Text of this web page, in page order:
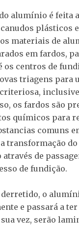
alumínio é feita
plásticos
materiais de
em fardos,
centros de
triagens para
inclusive
os fardos são
químicos para
comuns
transformação
de
de fundição.
o
e passará a
vez, serão